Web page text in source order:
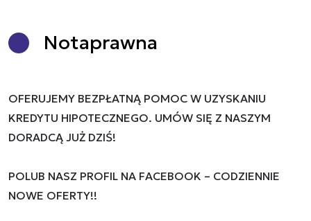
Notaprawna
OFERUJEMY BEZPŁATNĄ POMOC W UZYSKANIU
KREDYTU HIPOTECZNEGO. UMÓW SIĘ Z NASZYM
DORADCĄ JUŻ DZIŚ!
POLUB NASZ PROFIL NA FACEBOOK – CODZIENNIE
NOWE OFERTY!!